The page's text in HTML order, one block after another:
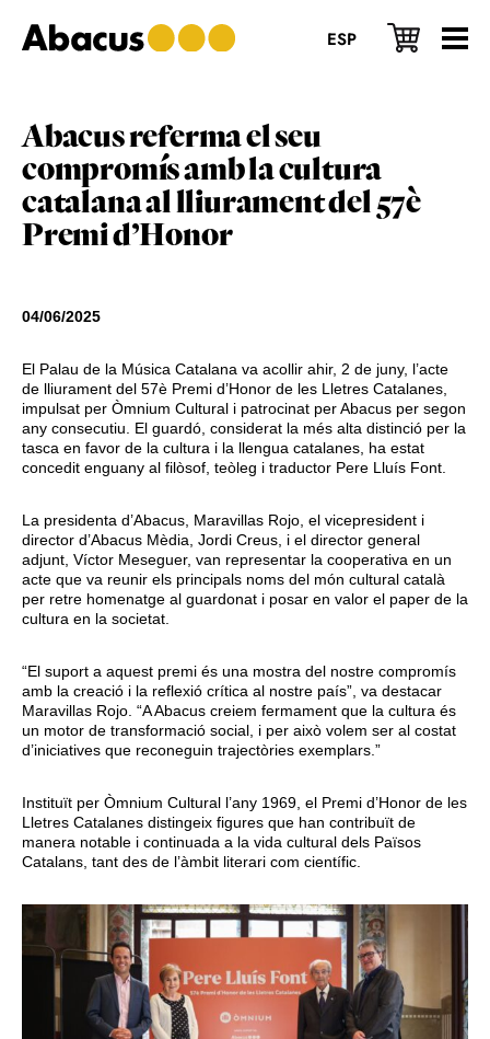
to
main
to
primary
to
footer
ESP
Abacus referma el seu
compromís amb la cultura
catalana al lliurament del 57è
Premi d’Honor
04/06/2025
El Palau de la Música Catalana va acollir ahir, 2 de juny, l’acte
de lliurament del 57è Premi d’Honor de les Lletres Catalanes,
impulsat per Òmnium Cultural i patrocinat per Abacus per segon
any consecutiu. El guardó, considerat la més alta distinció per la
tasca en favor de la cultura i la llengua catalanes, ha estat
concedit enguany al filòsof, teòleg i traductor Pere Lluís Font.
La presidenta d’Abacus, Maravillas Rojo, el vicepresident i
director d’Abacus Mèdia, Jordi Creus, i el director general
adjunt, Víctor Meseguer, van representar la cooperativa en un
acte que va reunir els principals noms del món cultural català
per retre homenatge al guardonat i posar en valor el paper de la
cultura en la societat.
“El suport a aquest premi és una mostra del nostre compromís
amb la creació i la reflexió crítica al nostre país”, va destacar
Maravillas Rojo. “A Abacus creiem fermament que la cultura és
un motor de transformació social, i per això volem ser al costat
d’iniciatives que reconeguin trajectòries exemplars.”
Instituït per Òmnium Cultural l’any 1969, el Premi d’Honor de les
Lletres Catalanes distingeix figures que han contribuït de
manera notable i continuada a la vida cultural dels Països
Catalans, tant des de l’àmbit literari com científic.